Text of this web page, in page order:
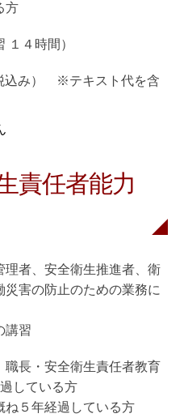
方
１４時間）
込み）　※テキスト代を含
責任者能力
理者、安全衛生推進者、衛
災害の防止のための業務に
講習
長・安全衛生責任者教育
している方
５年経過している方